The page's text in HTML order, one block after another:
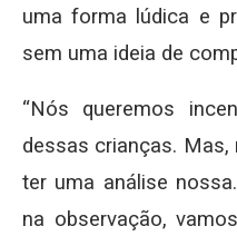
uma forma lúdica e
sem uma ideia de
“Nós queremos
dessas crianças. Mas,
ter uma análise
na observação,